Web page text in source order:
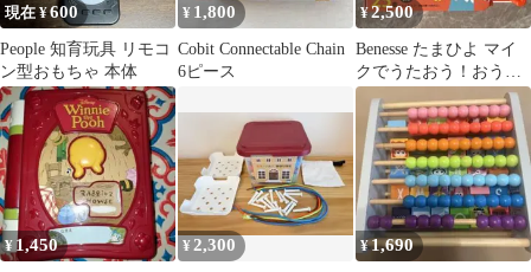
現在 ¥600
People 知育玩具 リモコ
ン型おもちゃ 本体
¥ 1,800
Cobit Connectable Chain
6ピース
¥2,500
Benesse たまひよ マイ
クでうたおう！おうた
えほん
¥ 1,450 ¥ 2,300 ¥1,690